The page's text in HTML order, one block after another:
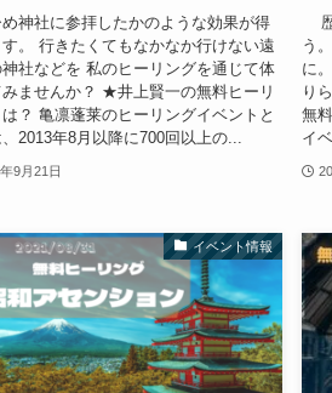
神社に参拝したかのような効果が得
す。 行きたくてもなかなか行けない遠
社などを 私のヒーリングを通じて体
ませんか？ ★井上賢一の無料ヒーリ
？ 亀凛蓬莱のヒーリングイベントと
2013年8月以降に700回以上の...
9月21日
歴
う
に
り
無
イ
イベント情報